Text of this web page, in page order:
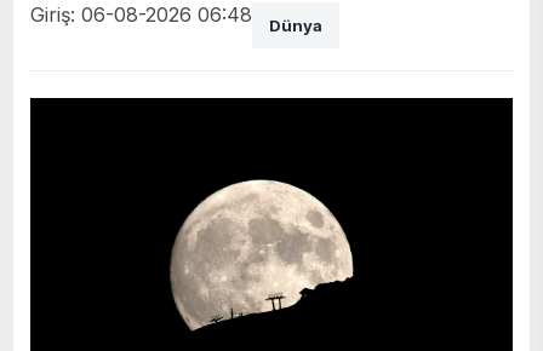
Giriş: 06-08-2026 06:48 Dünya